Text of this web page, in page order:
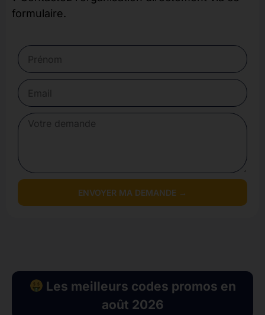
formulaire.
ENVOYER MA DEMANDE →
Les meilleurs codes promos en
août 2026